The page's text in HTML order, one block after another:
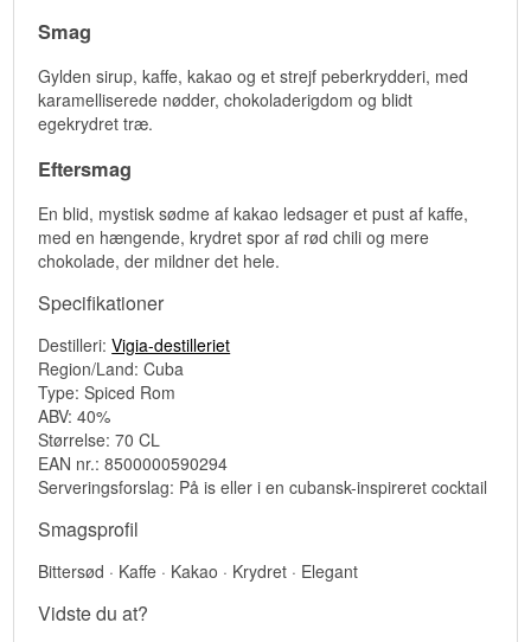
Smag
Gylden sirup, kaffe, kakao og et strejf peberkrydderi, med
karamelliserede nødder, chokoladerigdom og blidt
egekrydret træ.
Eftersmag
En blid, mystisk sødme af kakao ledsager et pust af kaffe,
med en hængende, krydret spor af rød chili og mere
chokolade, der mildner det hele.
Specifikationer
Destilleri:Vigia-destilleriet
Region/Land: Cuba
Type: Spiced Rom
ABV: 40%
Størrelse: 70 CL
EAN nr.: 8500000590294
Serveringsforslag: På is eller i en cubansk-inspireret cocktail
Smagsprofil
Bittersød · Kaffe · Kakao · Krydret · Elegant
Vidste du at?